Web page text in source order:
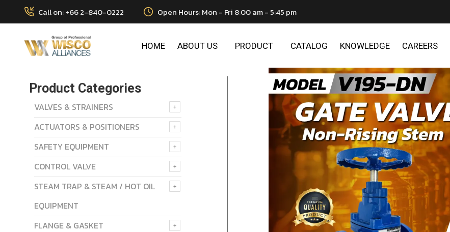
Call on: +66 2-840-0222 Open Hours: Mon - Fri 8:00 am - 5:45 pm
HOME ABOUT US PRODUCT CATALOG KNOWLEDGE CAREERS
Product Categories
VALVES & STRAINERS
ACTUATORS & POSITIONERS
SAFETY EQUIPMENT
CONTROL VALVE
STEAM TRAP & STEAM / HOT OIL
EQUIPMENT
FLANGE & GASKET